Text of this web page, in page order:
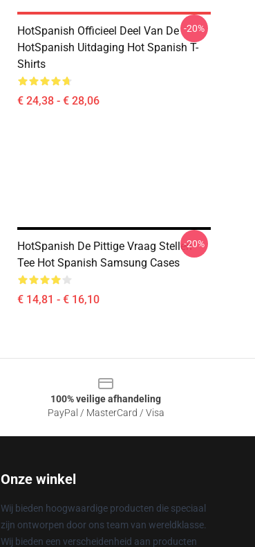
HotSpanish Officieel Deel Van De
HotSpanish Uitdaging Hot Spanish T-
Shirts
€ 24,38 - € 28,06
-20%
HotSpanish De Pittige Vraag Stellen
Tee Hot Spanish Samsung Cases
€ 14,81 - € 16,10
-20%
100% veilige afhandeling
PayPal / MasterCard / Visa
Onze winkel
Wij bieden hoogwaardige producten die speciaal
zijn ontworpen door ons team van wereldklasse.
Wij bieden een verscheidenheid aan producten